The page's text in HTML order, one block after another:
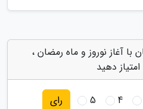
با آغاز نوروز و ماه رمضان ،
دهید
4
5 رای